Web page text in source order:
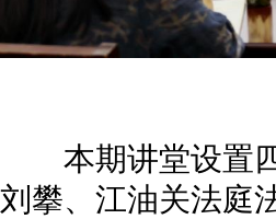
本期讲堂设置四
刘攀、江油关法庭